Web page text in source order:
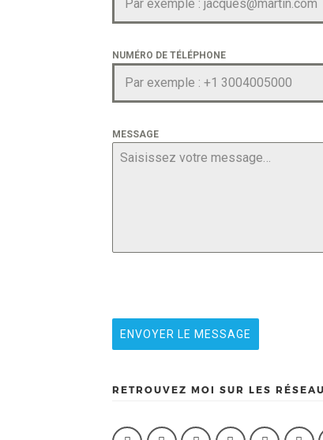
NUMÉRO DE TÉLÉPHONE
MESSAGE
ENVOYER LE MESSAGE
RETROUVEZ MOI SUR LES